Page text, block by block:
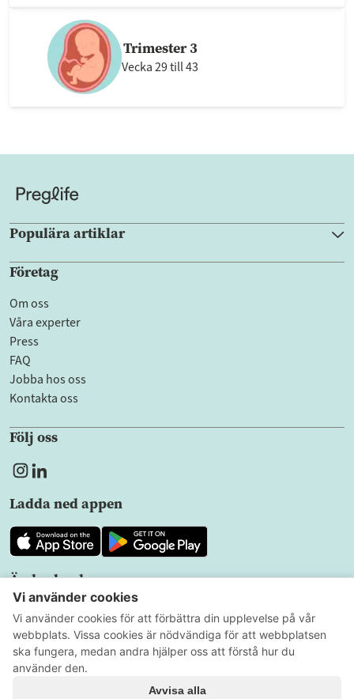
Trimester 3
Vecka 29 till 43
Populära artiklar
Företag
Om oss
Våra experter
Press
FAQ
Jobba hos oss
Kontakta oss
Följ oss
Ladda ned appen
Ändra land
SV